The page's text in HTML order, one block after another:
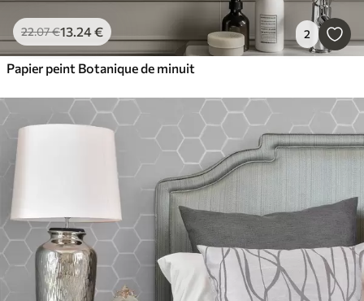
22.07€13.24€ 2
Papier peint Botanique de minuit